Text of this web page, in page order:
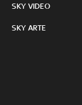
SKY VIDEO
SKY ARTE